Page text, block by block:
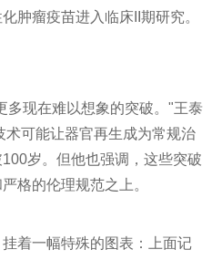
肿瘤疫苗进入临床II期研究。
多现在难以想象的突破。"王泰
可能让器官再生成为常规治
岁。但他也强调，这些突破
格的伦理规范之上。
着一幅特殊的图表：上面记